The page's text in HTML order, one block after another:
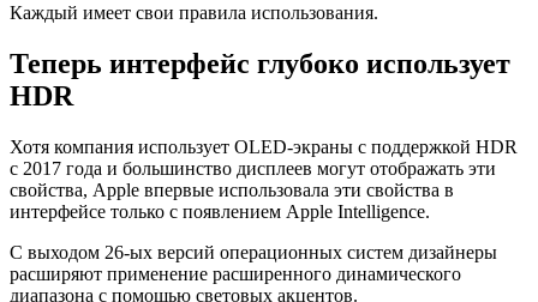
Каждый имеет свои правила использования.
Теперь интерфейс глубоко использует
HDR
Хотя компания использует OLED-экраны с поддержкой HDR
с 2017 года и большинство дисплеев могут отображать эти
свойства, Apple впервые использовала эти свойства в
интерфейсе только с появлением Apple Intelligence.
С выходом 26-ых версий операционных систем дизайнеры
расширяют применение расширенного динамического
диапазона с помощью световых акцентов.